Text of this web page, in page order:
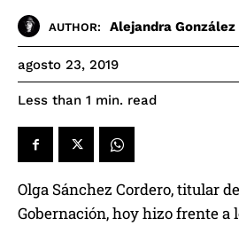
AUTHOR: Alejandra González
agosto 23, 2019
Less than 1 min. read
Olga Sánchez Cordero, titular
Gobernación, hoy hizo frente a